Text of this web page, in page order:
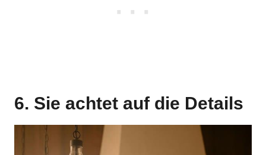
6. Sie achtet auf die Details